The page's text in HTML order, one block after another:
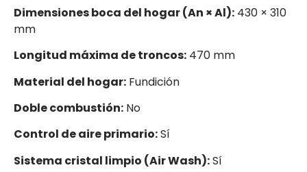
Dimensiones boca del hogar (An × Al): 430 × 310
mm
Longitud máxima de troncos: 470 mm
Material del hogar: Fundición
Doble combustión: No
Control de aire primario:Sí
Sistema cristal limpio (Air Wash):Sí